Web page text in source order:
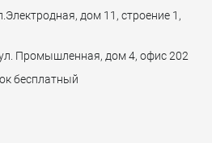
дом 11, строение 1,
Промышленная, дом 4, офис 202
бесплатный